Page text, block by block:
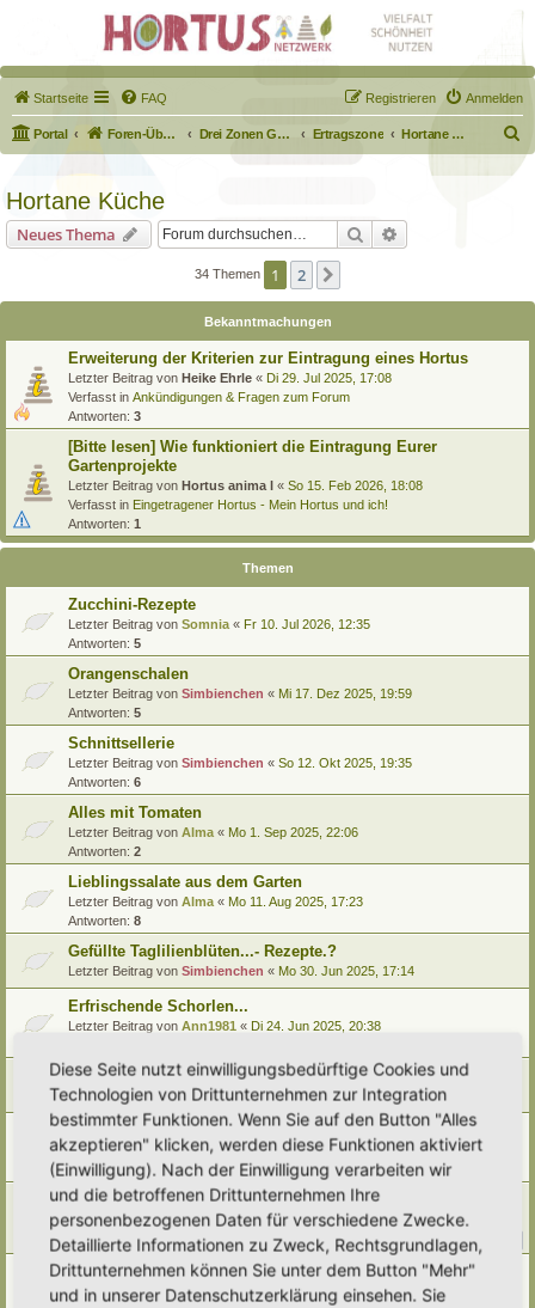
Startseite FAQ Anmelden
Registrieren
Portal Foren-Übersicht Drei Zonen Garten Ertragszone Hortane Küche
u
Hortane Küche
Neues Thema Suche
34 Themen 1 2
Bekanntmachungen
Erweiterung der Kriterien zur Eintragung eines Hortus
Letzter Beitrag von Heike Ehrle « Di 29. Jul 2025, 17:08
Verfasst in Ankündigungen & Fragen zum Forum
Antworten: 3
[Bitte lesen] Wie funktioniert die Eintragung Eurer
Gartenprojekte
Letzter Beitrag von Hortus anima l « So 15. Feb 2026, 18:08
Verfasst in Eingetragener Hortus - Mein Hortus und ich!
Antworten: 1
Themen
Zucchini-Rezepte
Letzter Beitrag von Somnia « Fr 10. Jul 2026, 12:35
Antworten: 5
Orangenschalen
Letzter Beitrag von Simbienchen « Mi 17. Dez 2025, 19:59
Antworten: 5
Schnittsellerie
Letzter Beitrag von Simbienchen « So 12. Okt 2025, 19:35
Antworten: 6
Alles mit Tomaten
Letzter Beitrag von Alma « Mo 1. Sep 2025, 22:06
Antworten: 2
Lieblingssalate aus dem Garten
Letzter Beitrag von Alma « Mo 11. Aug 2025, 17:23
Antworten: 8
Gefüllte Taglilienblüten...- Rezepte.?
Letzter Beitrag von Simbienchen « Mo 30. Jun 2025, 17:14
Erfrischende Schorlen...
Letzter Beitrag von Ann1981 « Di 24. Jun 2025, 20:38
Smoothie mit Zugaben aus dem eigenen Garten
Letzter Beitrag vonSimbienchen«Di 17. Jun 2025, 11:25
Ravioli
Letzter Beitrag vonSimbienchen« Fr 9. Mai 2025, 20:10
Antworten:1
Kochen mit Wildkräutern
Letzter Beitrag vonAnn1981«Mi 23. Apr 2025, 19:58
Antworten: 14
Tee
Letzter Beitrag vonSomnia« So 20. Apr 2025, 09:21
Diese Seite nutzt einwilligungsbedürftige Cookies und
Technologien von Drittunternehmen zur Integration
bestimmter Funktionen. Wenn Sie auf den Button "Alles
akzeptieren" klicken, werden diese Funktionen aktiviert
(Einwilligung). Nach der Einwilligung verarbeiten wir
und die betroffenen Drittunternehmen Ihre
personenbezogenen Daten für verschiedene Zwecke.
Detaillierte Informationen zu Zweck, Rechtsgrundlagen,
Drittunternehmen können Sie unter dem Button "Mehr"
und in unserer Datenschutzerklärung einsehen. Sie